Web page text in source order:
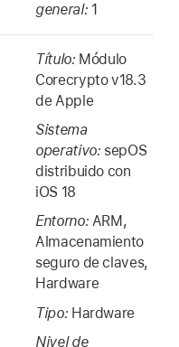
general: 1
Título: Módulo
Corecrypto v18.3
de Apple
Sistema
operativo: sepOS
distribuido con
iOS 18
Entorno: ARM,
Almacenamiento
seguro de claves,
Hardware
Tipo: Hardware
Nivel de